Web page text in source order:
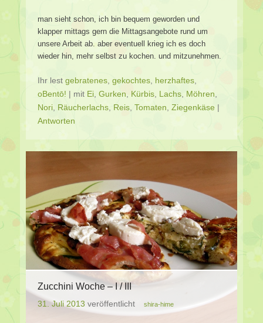
man sieht schon, ich bin bequem geworden und
klapper mittags gern die Mittagsangebote rund um
unsere Arbeit ab. aber eventuell krieg ich es doch
wieder hin, mehr selbst zu kochen. und mitzunehmen.
Ihr lest gebratenes gekochtes herzhaftes
oBentō! | mit Ei Gurken Kürbis Lachs Möhren
Nori Räucherlachs Reis Tomaten Ziegenkäse |
Antworten
Zucchini Woche – I / III
31. Juli 2013 veröffentlicht shira-hime